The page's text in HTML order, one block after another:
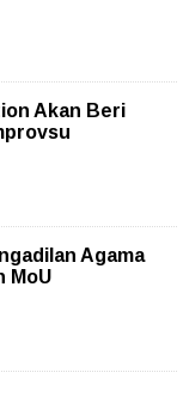
Akan Beri
Agama
MoU